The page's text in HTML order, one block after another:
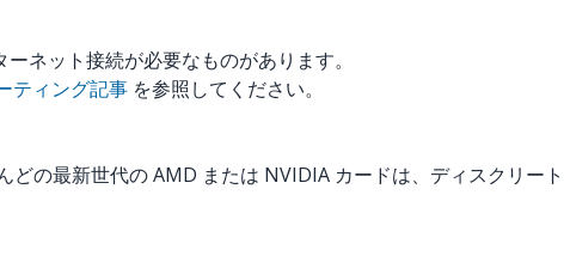
ネット接続が必要なものがあります。
ティング記事 を参照してください。
の最新世代の AMD または NVIDIA カードは、ディスクリート